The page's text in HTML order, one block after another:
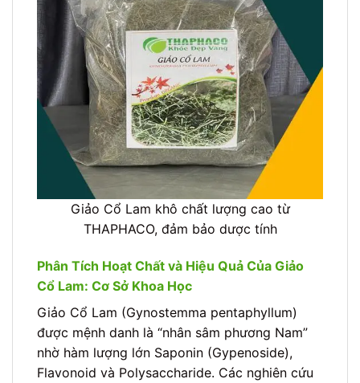
Giảo Cổ Lam khô chất lượng cao từ
THAPHACO, đảm bảo dược tính
Phân Tích Hoạt Chất và Hiệu Quả Của Giảo
Cổ Lam: Cơ Sở Khoa Học
Giảo Cổ Lam (Gynostemma pentaphyllum)
được mệnh danh là “nhân sâm phương Nam”
nhờ hàm lượng lớn Saponin (Gypenoside),
Flavonoid và Polysaccharide. Các nghiên cứu